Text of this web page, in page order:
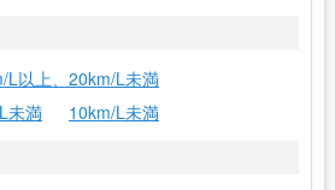
L以上、20km/L未満
未満
10km/L未満